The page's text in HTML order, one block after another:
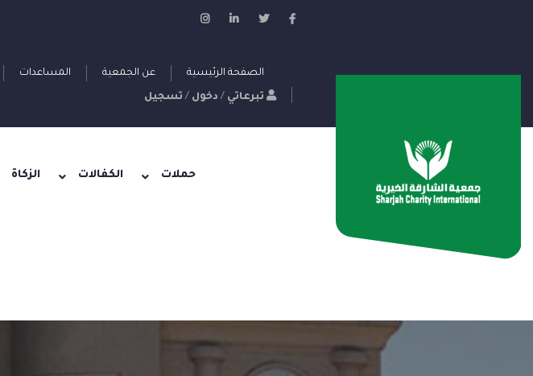
الصفحة الرئيسية عن الجمعية المساعدات
تبرعاتي / دخول / تسجيل
الزكاة الكفالات حملات